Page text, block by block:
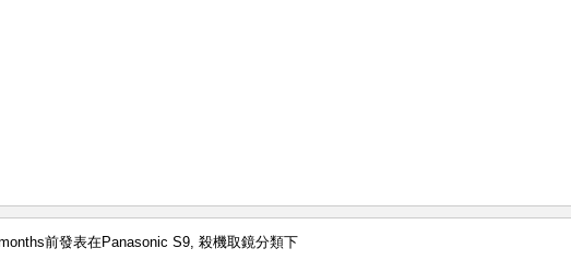
前發表在Panasonic S9, 殺機取鏡分類下